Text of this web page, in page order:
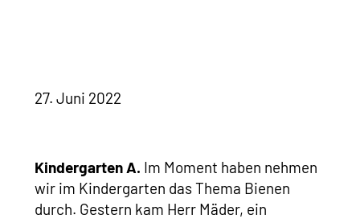
27. Juni 2022
Kindergarten A. Im Moment haben nehmen
wir im Kindergarten das Thema Bienen
durch. Gestern kam Herr Mäder, ein